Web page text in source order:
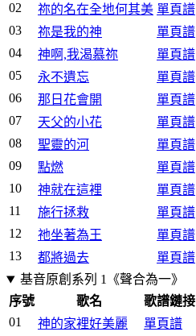
02
祢的名在全地何其美 單頁譜
03
祢是我的神 單頁譜
04
神啊,我渴慕祢 單頁譜
05
永不遺忘 單頁譜
06
那日花會開 單頁譜
07
天父的小花 單頁譜
08
聖靈的河 單頁譜
09
點燃 單頁譜
10
神就在這裡 單頁譜
11
施行拯救 單頁譜
12
祂坐著為王 單頁譜
13
都將過去 單頁譜
基音原創系列 1《聲合為一》
序號
歌名 歌譜鏈接
01
神的家裡好美麗 單頁譜